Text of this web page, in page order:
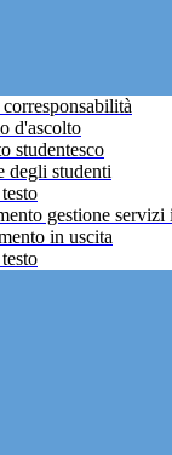
d'ascolto
studentesco
degli studenti
gestione
in uscita